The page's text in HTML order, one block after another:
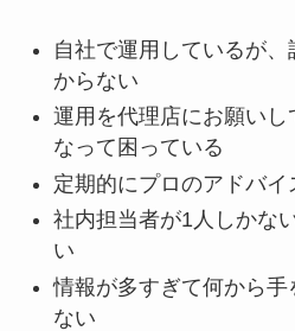
自社で運用しているが
からない
運用を代理店にお願い
なって困っている
定期的にプロのアドバ
社内担当者が1人しかな
い
情報が多すぎて何から手
ない